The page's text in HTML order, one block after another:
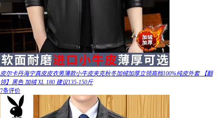
皮尔卡丹海宁真皮皮衣男薄款小牛皮夹克秋冬加绒加厚立领高档100%纯皮外套 【翻
领】黑色 加绒 XL 180 建议135-150斤
7条评价